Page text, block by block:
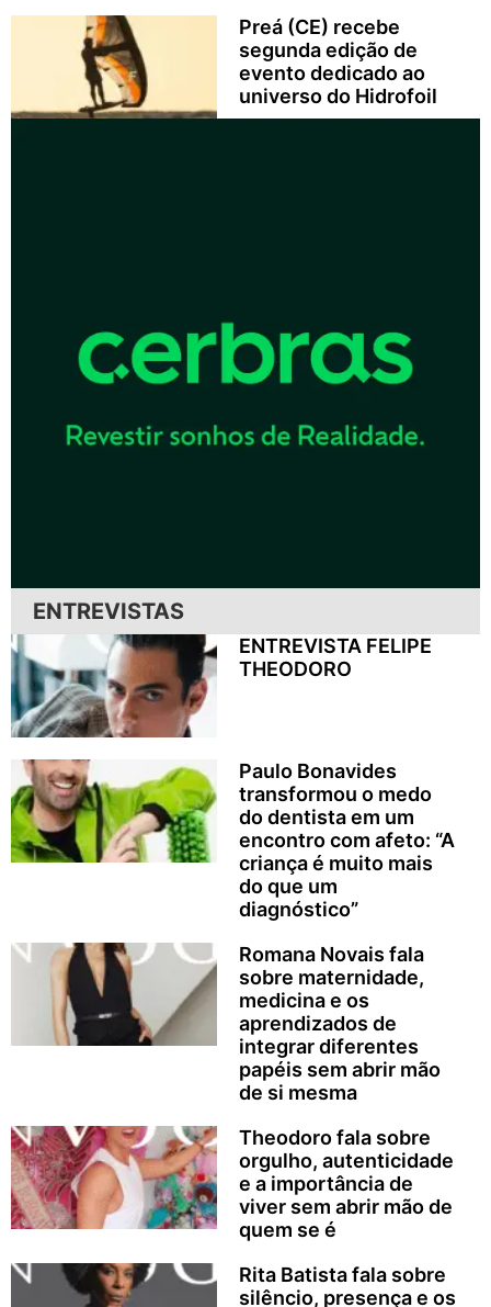
Preá (CE) recebe
segunda edição de
evento dedicado ao
universo do Hidrofoil
ENTREVISTAS
ENTREVISTA FELIPE
THEODORO
Paulo Bonavides
transformou o medo
do dentista em um
encontro com afeto: “A
criança é muito mais
do que um
diagnóstico”
Romana Novais fala
sobre maternidade,
medicina e os
aprendizados de
integrar diferentes
papéis sem abrir mão
de si mesma
Theodoro fala sobre
orgulho, autenticidade
e a importância de
viver sem abrir mão de
quem se é
Rita Batista fala sobre
silêncio, presença e os